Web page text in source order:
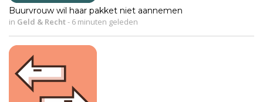
Buurvrouw wil haar pakket niet aannemen
in Geld & Recht- 6 minuten geleden